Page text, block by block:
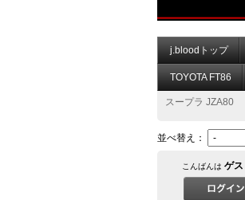
j.bloodトップ
TOYOTA FT86
スープラ JZA80
並べ替え：
こんばんは ゲス